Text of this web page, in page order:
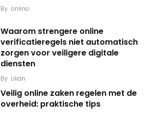
By onlino
Waarom strengere online
verificatieregels niet automatisch
zorgen voor veiligere digitale
diensten
By Lilian
Veilig online zaken regelen met de
overheid: praktische tips